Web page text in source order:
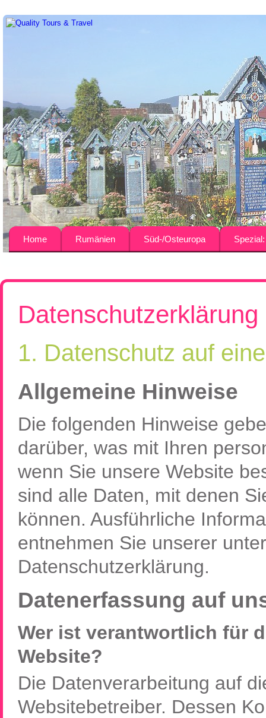
Home Rumänien
Städtereisen
Rumänien & Nachbarländer
Süd-/Osteuropa
Ungarn
Datenschutzerklärung
1. Datenschutz auf
Allgemeine Hinweise
Die folgenden Hinweise
darüber, was mit Ihren
wenn Sie unsere Website
sind alle Daten, mit denen
können. Ausführliche
entnehmen Sie unserer
Datenschutzerklärung.
Datenerfassung auf
Wer ist verantwortlich für
Website?
Die Datenverarbeitung auf
Websitebetreiber. Dessen